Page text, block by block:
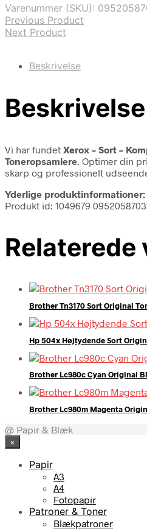
Varenummer (SKU):
Previous Product
Next Product
Beskrivelse
Beskrivelse
Vi har fundet Xerox – Sort –
Toneropsamlere . Optimer din
skarp og professionelt
Yderlige produktinformationer:
Produkt id: 1049679
Relaterede
Brother Tn3170 Sort Original
Hp 504x Højtydende Sort
Brother Lc980c Cyan Original
Brother Lc980m Magenta
@ Papir & Blæk
×
Papir
A3
A4
Fotopapir
Patroner & Toner
Blækpatroner